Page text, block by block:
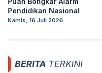
Pendidikan Nasional
Kamis, 16 Juli 2026
BERITA TERKINI